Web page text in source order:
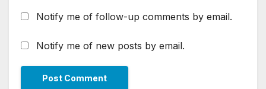
Notify me of follow-up comments by email.
Notify me of new posts by email.